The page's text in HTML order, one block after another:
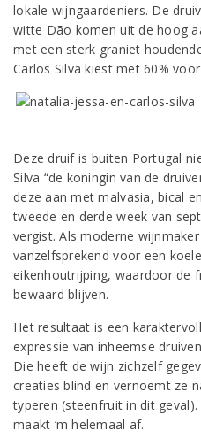
lokale wijngaardeniers. De
witte Dão komen uit de hoog
met een sterk graniet
Carlos Silva kiest met 60%
Deze druif is buiten Portugal
Silva “de koningin van de
deze aan met malvasia, bical
tweede en derde week van
vergist. Als moderne
vanzelfsprekend voor een
eikenhoutrijping, waardoor de
bewaard blijven.
Het resultaat is een
expressie van inheemse
Die heeft de wijn zichzelf
creaties blind en vernoemt ze
typeren (steenfruit in dit
maakt ‘m helemaal af.